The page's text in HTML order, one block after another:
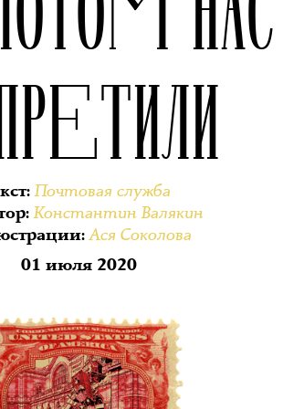
:Почтовая служба
:Константин Валякин
:Ася Соколова
01 июля 2020